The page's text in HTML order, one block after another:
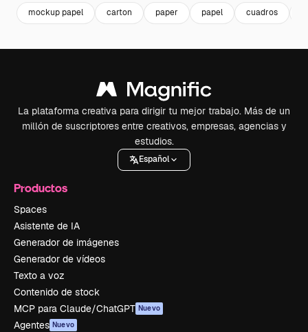
mockup papel carton paper papel cuadros
La plataforma creativa para dirigir tu mejor trabajo. Más de un
millón de suscriptores entre creativos, empresas, agencias y
estudios.
Español
Productos
Spaces
Asistente de IA
Generador de imágenes
Generador de vídeos
Texto a voz
Contenido de stock
MCP para Claude/ChatGPT Nuevo
Agentes Nuevo